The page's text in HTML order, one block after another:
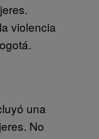
violencia
una
No